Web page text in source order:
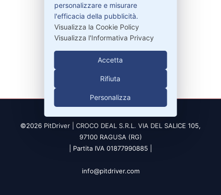
Contatti
info@pitdriver.com
©2026 PitDriver | CROCO DEAL S.R.L. VIA DEL SALICE 105,
97100 RAGUSA (RG)
| Partita IVA 01877990885 |
info@pitdriver.com
personalizzare e misurare
l'efficacia della pubblicità.
Visualizza la Cookie Policy
Visualizza l'Informativa Privacy
Accetta
Rifiuta
Personalizza